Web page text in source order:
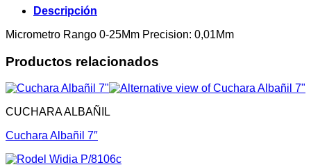
Descripción
Micrometro Rango 0-25Mm Precision: 0,01Mm
Productos relacionados
CUCHARA ALBAÑIL
Cuchara Albañil 7″